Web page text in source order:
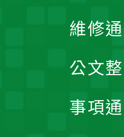
維修
公文
事項